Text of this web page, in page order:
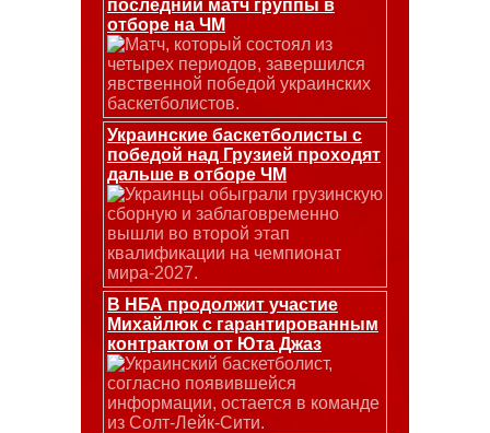
последний матч группы в
отборе на ЧМ
Матч, который состоял из
четырех периодов, завершился
явственной победой украинских
баскетболистов.
Украинские баскетболисты с
победой над Грузией проходят
дальше в отборе ЧМ
Украинцы обыграли грузинскую
сборную и заблаговременно
вышли во второй этап
квалификации на чемпионат
мира-2027.
В НБА продолжит участие
Михайлюк с гарантированным
контрактом от Юта Джаз
Украинский баскетболист,
согласно появившейся
информации, остается в команде
из Солт-Лейк-Сити.